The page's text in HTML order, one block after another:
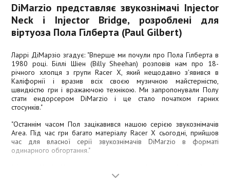
DiMarzio представляє звукознімачі Injector
Neck і Injector Bridge, розроблені для
віртуоза Пола Гілберта (Paul Gilbert)
Ларрі ДіМарзіо згадує: "Вперше ми почули про Пола Гілберта в
1980 році. Біллі Шіен (Billy Sheehan) розповів нам про 18-
річного хлопця з групи Racer X, який нещодавно з'явився в
Каліфорнії і вразив всіх своєю музичною майстерністю,
швидкістю гри і вражаючою технікою. Ми запропонували Полу
стати ендорсером DiMarzio і це стало початком гарних
стосунків."
"Останнім часом Пол зацікавився нашою серією звукознімачів
Area. Під час гри багато матеріалу Racer X сьогодні, прийшов
час для власної серії звукознімачів DiMarzio в форматі
одинарного обгортання."
класичного звучання у серії Area. Звучання тут більш яскраве та